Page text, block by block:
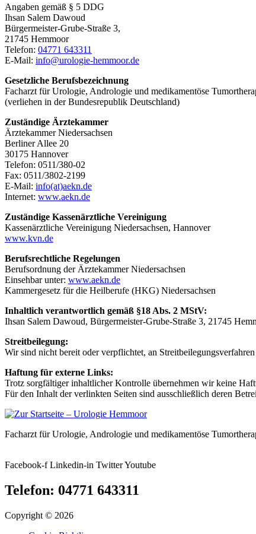
Angaben gemäß § 5 DDG
Ihsan Salem Dawoud
Bürgermeister-Grube-Straße 3,
21745 Hemmoor
Telefon: 04771 643311
E-Mail: info@urologie-hemmoor.de
Gesetzliche Berufsbezeichnung
Facharzt für Urologie, Andrologie und medikamentöse
(verliehen in der Bundesrepublik Deutschland)
Zuständige Ärztekammer
Ärztekammer Niedersachsen
Berliner Allee 20
30175 Hannover
Telefon: 0511/380-02
Fax: 0511/3802-2199
E-Mail: info(at)aekn.de
Internet: www.aekn.de
Zuständige Kassenärztliche Vereinigung
Kassenärztliche Vereinigung Niedersachsen, Hannover
www.kvn.de
Berufsrechtliche Regelungen
Berufsordnung der Ärztekammer Niedersachsen
Einsehbar unter: www.aekn.de
Kammergesetz für die Heilberufe (HKG) Niedersachsen
Inhaltlich verantwortlich gemäß §18 Abs. 2 MStV:
Ihsan Salem Dawoud, Bürgermeister-Grube-Straße 3, 21745
Streitbeilegung:
Wir sind nicht bereit oder verpflichtet, an
Haftung für externe Links:
Trotz sorgfältiger inhaltlicher Kontrolle übernehmen wir keine
Für den Inhalt der verlinkten Seiten sind ausschließlich deren
Facharzt für Urologie, Andrologie und medikamentöse
Facebook-f Linkedin-in TwitterYoutube
Telefon: 04771 643311
Copyright © 2026